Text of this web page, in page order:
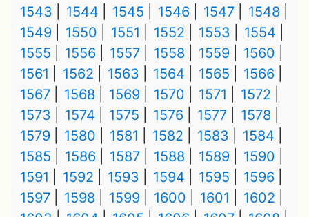
1543
1544 1545 1546 1547
1548
1549
1550 1551 1552 1553
1554
1555
1556 1557 1558 1559
1560
1561
1562 1563 1564 1565
1566
1567
1568 1569 1570 1571
1572
1573
1574 1575 1576 1577
1578
1579
1580 1581 1582 1583
1584
1585
1586 1587 1588 1589
1590
1591
1592 1593 1594 1595
1596
1597
1598 1599 1600 1601
1602